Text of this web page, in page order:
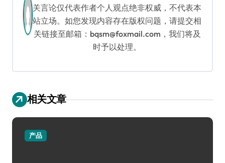
关言论仅代表作者个人观点绝非权威，不代表本
站立场。如您发现内容存在版权问题，请提交相
关链接至邮箱：bqsm@foxmail.com，我们将及
时予以处理。
相关文章
产品